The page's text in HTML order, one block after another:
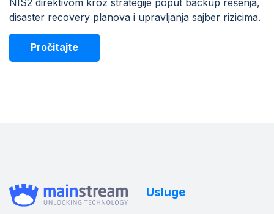
disaster recovery planova i upravljanja sajber rizicima.
Pročitajte
Usluge